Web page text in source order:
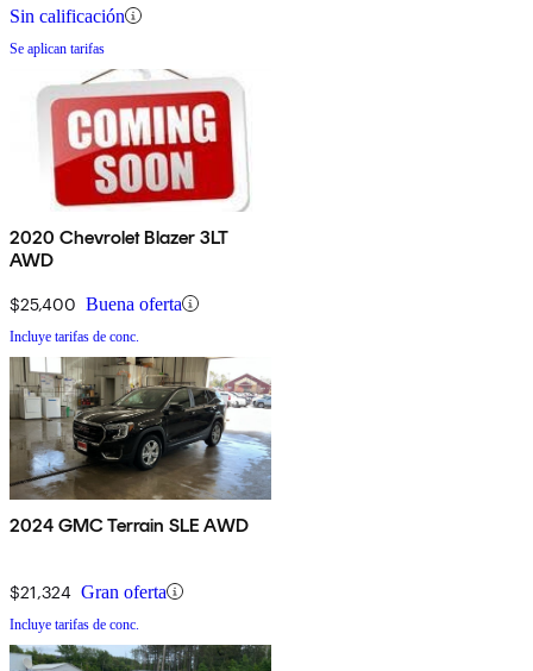
Sin calificación
Se aplican tarifas
2020 Chevrolet Blazer 3LT
AWD
$25,400 Buena oferta
Incluye tarifas de conc.
2024 GMC Terrain SLE AWD
$21,324 Gran oferta
Incluye tarifas de conc.